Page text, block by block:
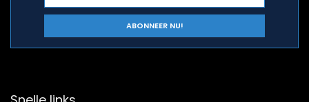
Snelle links